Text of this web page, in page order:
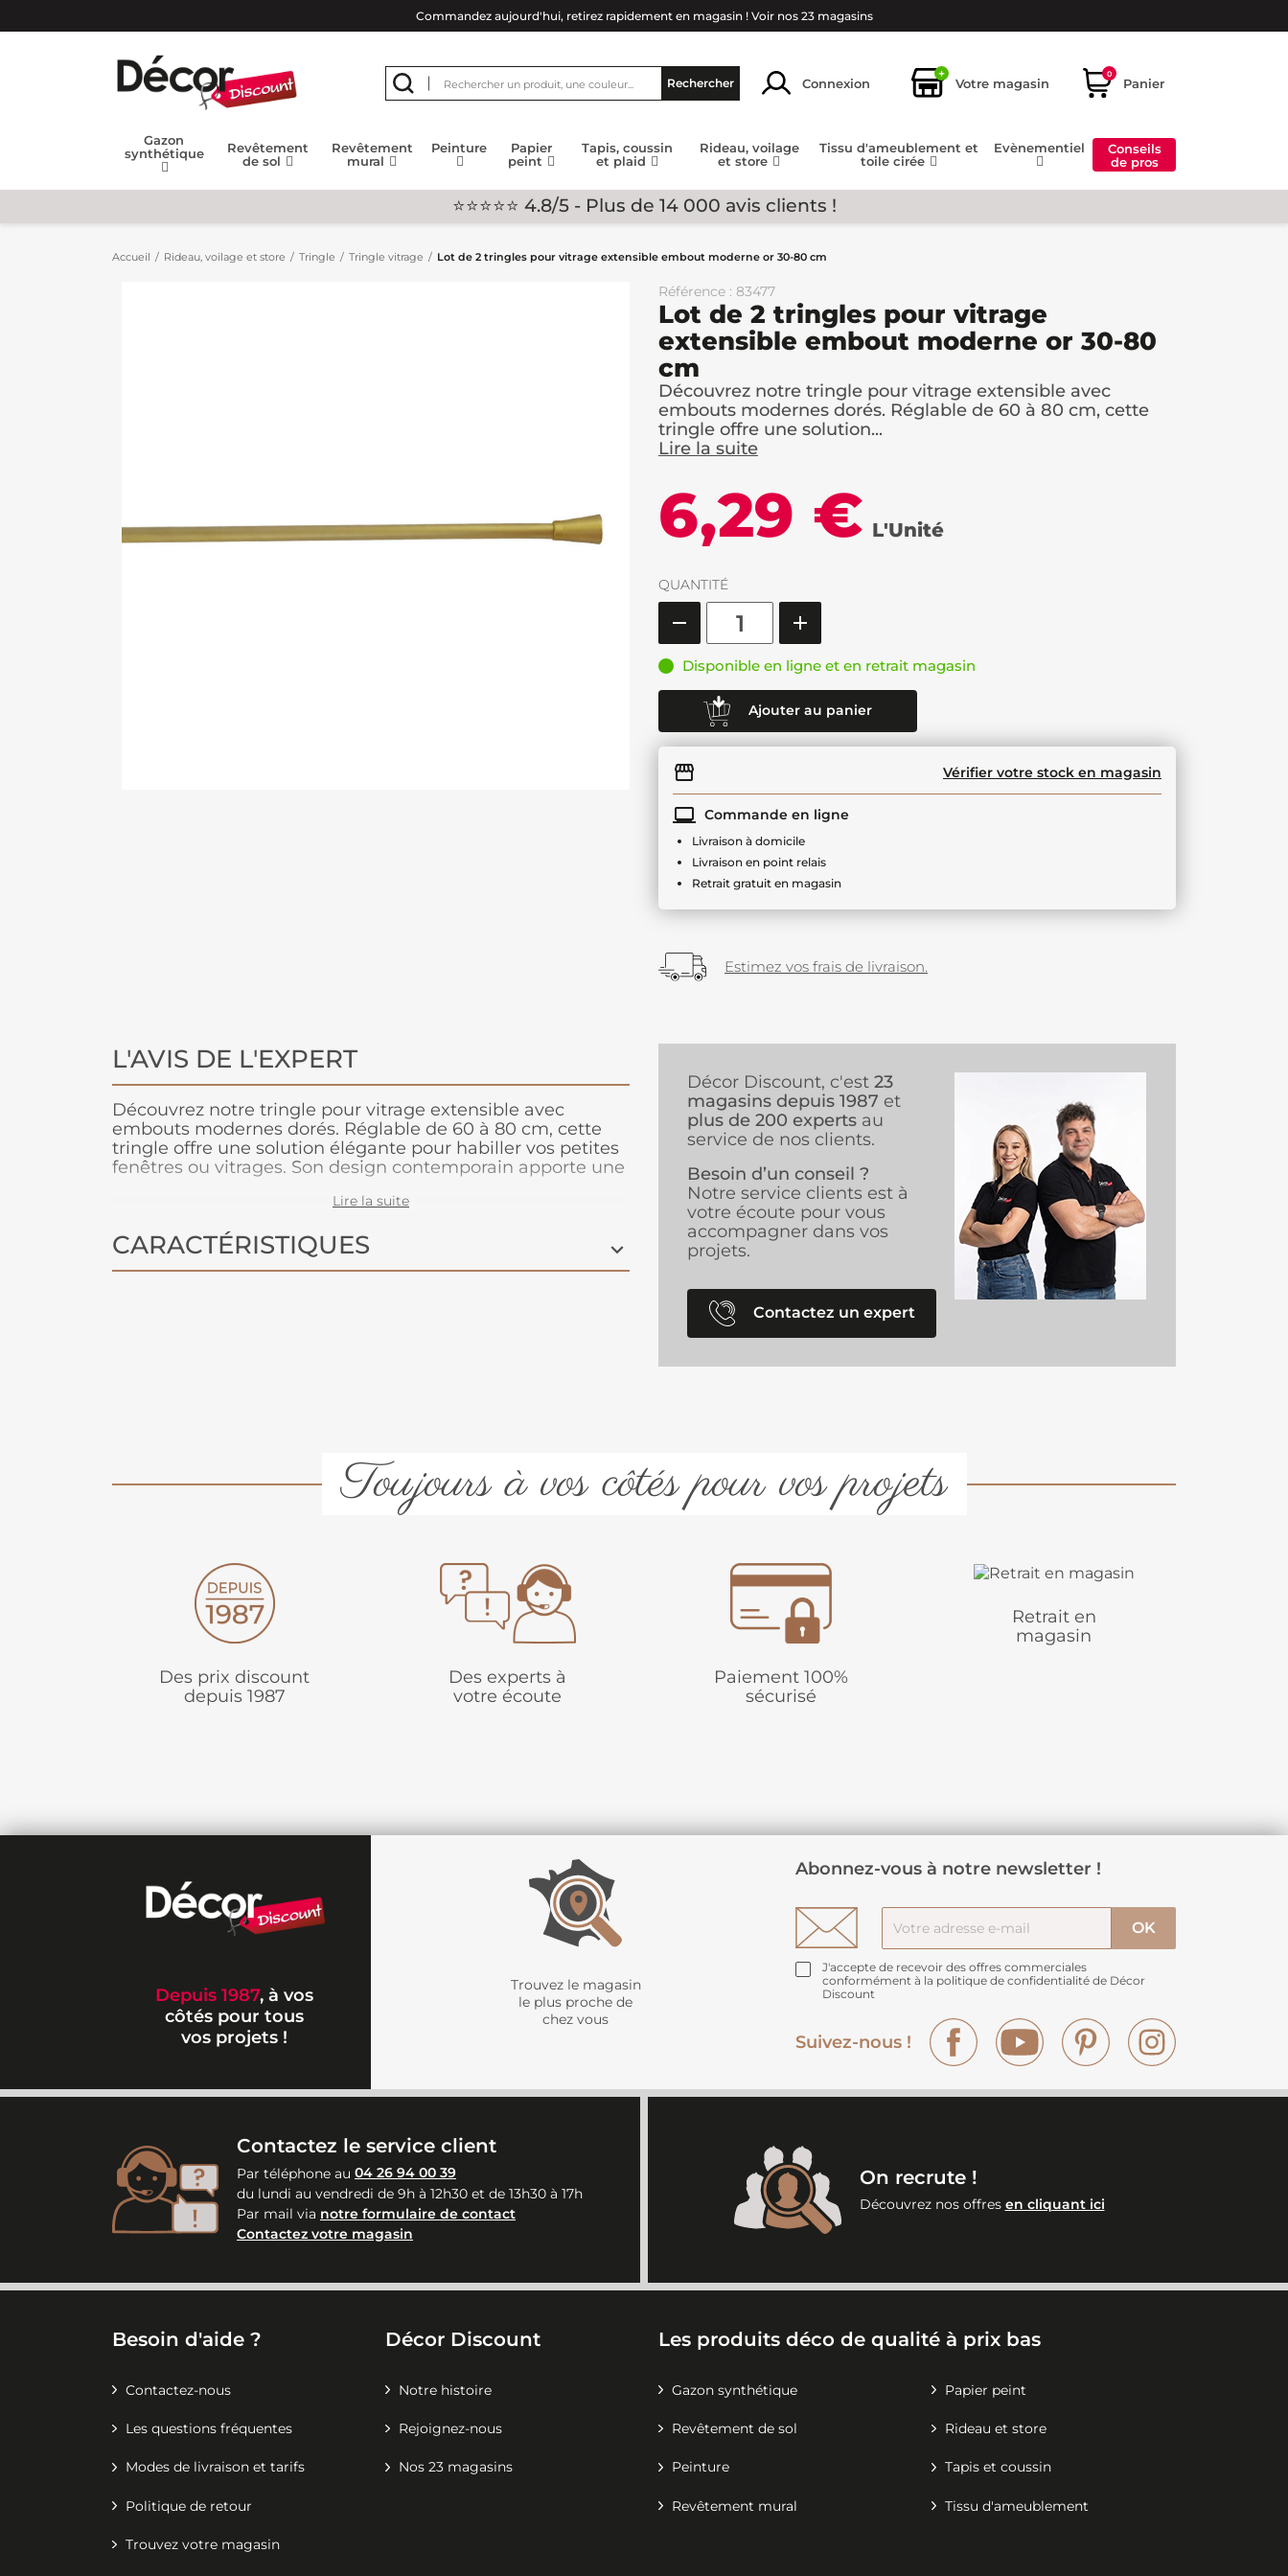
Commandez aujourd'hui, retirez rapidement en magasin ! Voir nos 23 magasins
Rechercher Connexion
+
Votre magasin
0
Panier
Gazon
synthétique
Revêtement
de sol
Revêtement
mural
Peinture
Papier
peint
Tapis, coussin
et plaid
Rideau, voilage
et store
Tissu d'ameublement et
toile cirée
Evènementiel
Conseils
de pros
⭐⭐⭐⭐⭐ 4.8/5 - Plus de 14 000 avis clients !
Accueil Rideau, voilage et store Tringle Tringle vitrage Lot de 2 tringles pour vitrage extensible embout moderne or 30-80 cm
Référence : 83477
Lot de 2 tringles pour vitrage
extensible embout moderne or 30-80
cm
Découvrez notre tringle pour vitrage extensible avec
embouts modernes dorés. Réglable de 60 à 80 cm, cette
tringle offre une solution...
Lire la suite
6,29 € L'Unité
QUANTITÉ
Disponible en ligne et en retrait magasin
Ajouter au panier
Vérifier votre stock en magasin
Commande en ligne
Livraison à domicile
Livraison en point relais
Retrait gratuit en magasin
Estimez vos frais de livraison.
L'AVIS DE L'EXPERT
Découvrez notre tringle pour vitrage extensible avec
embouts modernes dorés. Réglable de 60 à 80 cm, cette
tringle offre une solution élégante pour habiller vos petites
fenêtres ou vitrages. Son design contemporain apporte une
couleur dorée ajoute une note de luxe. Facile à installer et
décoration intérieure.
Lire la suite
CARACTÉRISTIQUES
Décor Discount, c'est 23
magasins depuis 1987 et
plus de 200 experts au
service de nos clients.
Besoin d’un conseil ?
Notre service clients est à
votre écoute pour vous
accompagner dans vos
projets.
Contactez un expert
Toujours à vos côtés pour vos projets
Des prix discount
depuis 1987
Des experts à
votre écoute
Paiement 100%
sécurisé
Retrait en
magasin
Depuis 1987, à vos
côtés pour tous
vos projets !
Trouvez le magasin
le plus proche de
chez vous
Abonnez-vous à notre newsletter !
J'accepte de recevoir des offres commerciales
conformément à la politique de confidentialité de Décor
Discount
Suivez-nous !
Facebook YouTube Pinterest
Contactez le service client
Par téléphone au 04 26 94 00 39
du lundi au vendredi de 9h à 12h30 et de 13h30 à 17h
Par mail via notre formulaire de contact
Contactez votre magasin
On recrute !
Découvrez nos offres en cliquant ici
Besoin d'aide ?
Contactez-nous
Les questions fréquentes
Modes de livraison et tarifs
Politique de retour
Trouvez votre magasin
Décor Discount
Notre histoire
Rejoignez-nous
Nos 23 magasins
Les produits déco de qualité à prix bas
Gazon synthétique Papier peint
Revêtement de sol Rideau et store
Peinture Tapis et coussin
Revêtement mural Tissu d'ameublement